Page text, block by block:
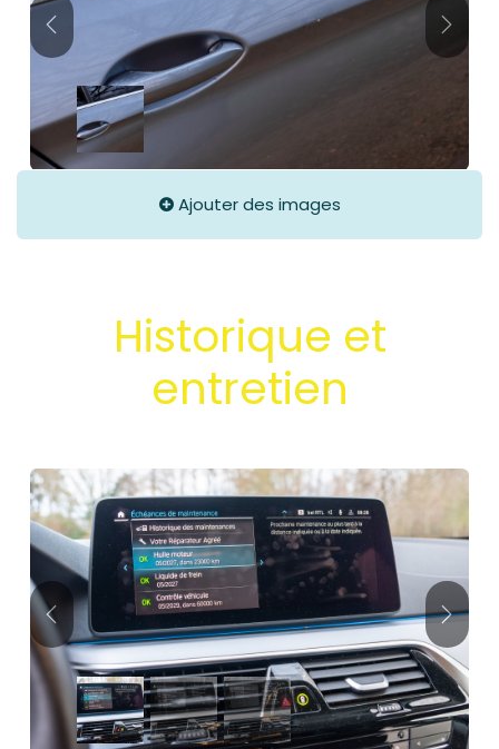
Précédent
Ajouter des images
Historique et
entretien
Précédent